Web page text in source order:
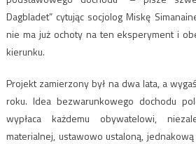
Dagbladet” cytując socjolog Miskę
nie ma już ochoty na ten eksperyment i
kierunku.
Projekt zamierzony był na dwa lata, a
roku. Idea bezwarunkowego dochodu
wypłaca każdemu obywatelowi,
materialnej, ustawowo ustaloną,